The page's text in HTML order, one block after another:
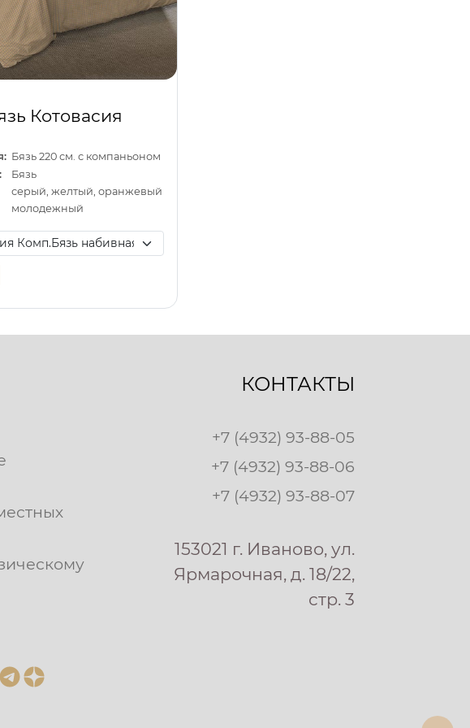
Котовасия
Бязь 220 см. с компаньоном
Бязь
серый, желтый, оранжевый
молодежный
КОНТАКТЫ
+7 (4932) 93-88-05
+7 (4932) 93-88-06
+7 (4932) 93-88-07
153021 г. Иваново, ул.
Ярмарочная, д. 18/22,
стр. 3